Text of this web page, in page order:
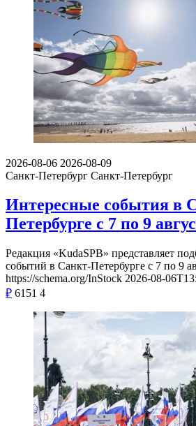
2026-08-06 2026-08-09
Санкт-Петербург Санкт-Петербург
Интересные события в
Петербурге с 7 по 9
Редакция «KudaSPB» представляет
событий в Санкт-Петербурге с 7 по 9
https://schema.org/InStock 2026-08-
₽ 6151 4